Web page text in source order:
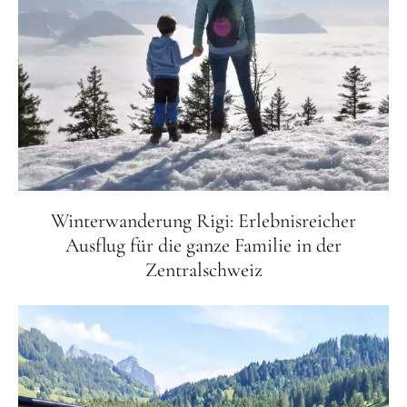
Winterwanderung Rigi: Erlebnisreicher
Ausflug für die ganze Familie in der
Zentralschweiz